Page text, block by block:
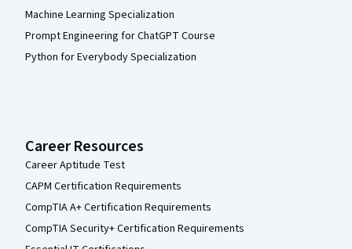
Machine Learning Specialization
Prompt Engineering for ChatGPT Course
Python for Everybody Specialization
Career Resources
Career Aptitude Test
CAPM Certification Requirements
CompTIA A+ Certification Requirements
CompTIA Security+ Certification Requirements